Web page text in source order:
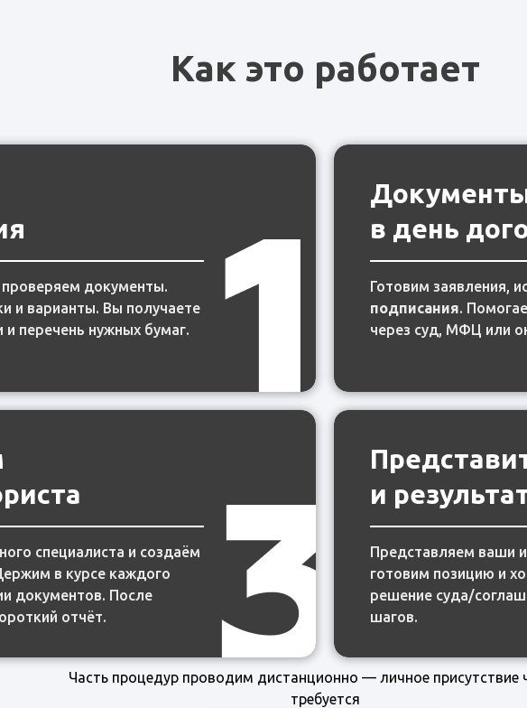
Как это работает
документы.
и варианты. Вы получаете
перечень нужных бумаг.
в день
Готовим заявления,
подписания.
через суд, МФЦ или
специалиста и создаём
в курсе каждого
документов. После
отчёт.
и
Представляем ваши
готовим позицию и
решение суда/
шагов.
документы.
и варианты. Вы получаете
перечень нужных бумаг.
в день
Готовим заявления,
подписания.
через суд, МФЦ или
специалиста и создаём
в курсе каждого
документов. После
отчёт.
и
Представляем ваши
готовим позицию и
решение суда/
шагов.
Часть процедур проводим дистанционно — личное присутствие
требуется